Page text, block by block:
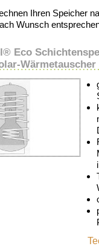
Ihren Speicher
Wunsch
Eco
Wärmetauscher